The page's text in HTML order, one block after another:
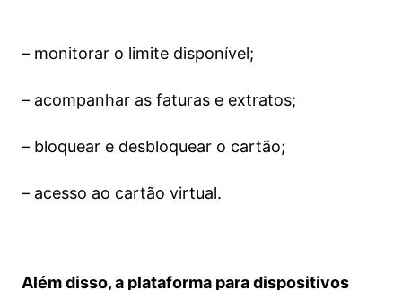
– monitorar o limite disponível;
– acompanhar as faturas e extratos;
– bloquear e desbloquear o cartão;
– acesso ao cartão virtual.
Além disso, a plataforma para dispositivos